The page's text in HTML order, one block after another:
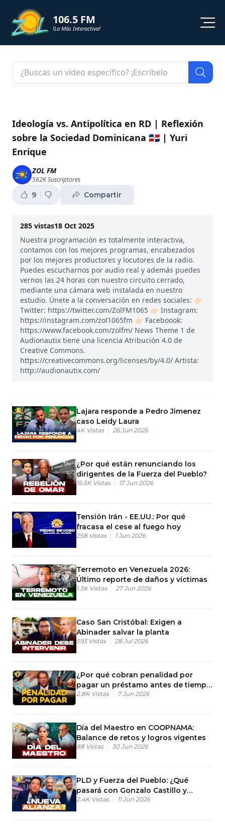
106.5 FM
!La Más Interactiva!
NOTICIAS
SHORTS
PODCAST
ZOL TV
Ideología vs. Antipolítica en RD | Reflexión
sobre la Sociedad Dominicana 🇩🇴 | Yuri
Enrique
ZOL FM
562KSuscriptores
9 Compartir
285 vistas18 Oct 2025
Nuestra programación es totalmente interactiva,
contamos con los mejores programas, encabezados
por los mejores productores y locutores de la radio.
Puedes escucharnos por audio real y además puedes
vernos las 24 horas con nuestro circuito cerrado,
mediante una cámara web instalada en nuestro
estudio. Únete a la conversación en redes sociales: 👉🏻
Twitter: https://twitter.com/ZolFM1065 👉🏻 Instagram:
https://instagram.com/zol1065fm 👉🏻 Faceboook:
https://www.facebook.com/zolfm/ News Theme 1 de
Audionautix tiene una licencia Atribución 4.0 de
Creative Commons.
https://creativecommons.org/licenses/by/4.0/ Artista:
http://audionautix.com/
Lajara responde a Pedro Jimenez
caso Leidy Laura
4K Vistas 26 Jun 2026
¿Por qué están renunciando los
dirigentes de la Fuerza del Pueblo?
15.5K Vistas 17 Jun 2026
Tensión Irán - EE.UU.: Por qué
fracasa el cese al fuego hoy
258 Vistas 1 Jun 2026
Terremoto en Venezuela 2026:
Último reporte de daños y víctimas
1.3K Vistas 27 Jun 2026
Caso San Cristóbal: Exigen a
Abinader salvar la planta
593 Vistas 28 Jul 2026
¿Por qué cobran penalidad por
pagar un préstamo antes de tiempo
en RD?
2.8K Vistas 7 Jun 2026
Día del Maestro en COOPNAMA:
Balance de retos y logros vigentes
88 Vistas 30 Jun 2026
PLD y Fuerza del Pueblo: ¿Qué
pasará con Gonzalo Castillo y
Omar?
2.4K Vistas 11 Jun 2026